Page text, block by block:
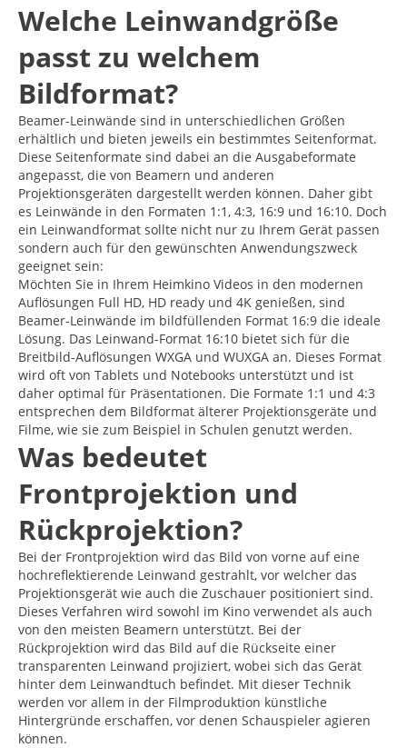
Welche Leinwandgröße
passt zu welchem
Bildformat?
Beamer-Leinwände sind in unterschiedlichen Größen
erhältlich und bieten jeweils ein bestimmtes Seitenformat.
Diese Seitenformate sind dabei an die Ausgabeformate
angepasst, die von Beamern und anderen
Projektionsgeräten dargestellt werden können. Daher gibt
es Leinwände in den Formaten 1:1, 4:3, 16:9 und 16:10. Doch
ein Leinwandformat sollte nicht nur zu Ihrem Gerät passen
sondern auch für den gewünschten Anwendungszweck
geeignet sein:
Möchten Sie in Ihrem Heimkino Videos in den modernen
Auflösungen Full HD, HD ready und 4K genießen, sind
Beamer-Leinwände im bildfüllenden Format 16:9 die ideale
Lösung. Das Leinwand-Format 16:10 bietet sich für die
Breitbild-Auflösungen WXGA und WUXGA an. Dieses Format
wird oft von Tablets und Notebooks unterstützt und ist
daher optimal für Präsentationen. Die Formate 1:1 und 4:3
entsprechen dem Bildformat älterer Projektionsgeräte und
Filme, wie sie zum Beispiel in Schulen genutzt werden.
Was bedeutet
Frontprojektion und
Rückprojektion?
Bei der Frontprojektion wird das Bild von vorne auf eine
hochreflektierende Leinwand gestrahlt, vor welcher das
Projektionsgerät wie auch die Zuschauer positioniert sind.
Dieses Verfahren wird sowohl im Kino verwendet als auch
von den meisten Beamern unterstützt. Bei der
Rückprojektion wird das Bild auf die Rückseite einer
transparenten Leinwand projiziert, wobei sich das Gerät
hinter dem Leinwandtuch befindet. Mit dieser Technik
werden vor allem in der Filmproduktion künstliche
Hintergründe erschaffen, vor denen Schauspieler agieren
können.